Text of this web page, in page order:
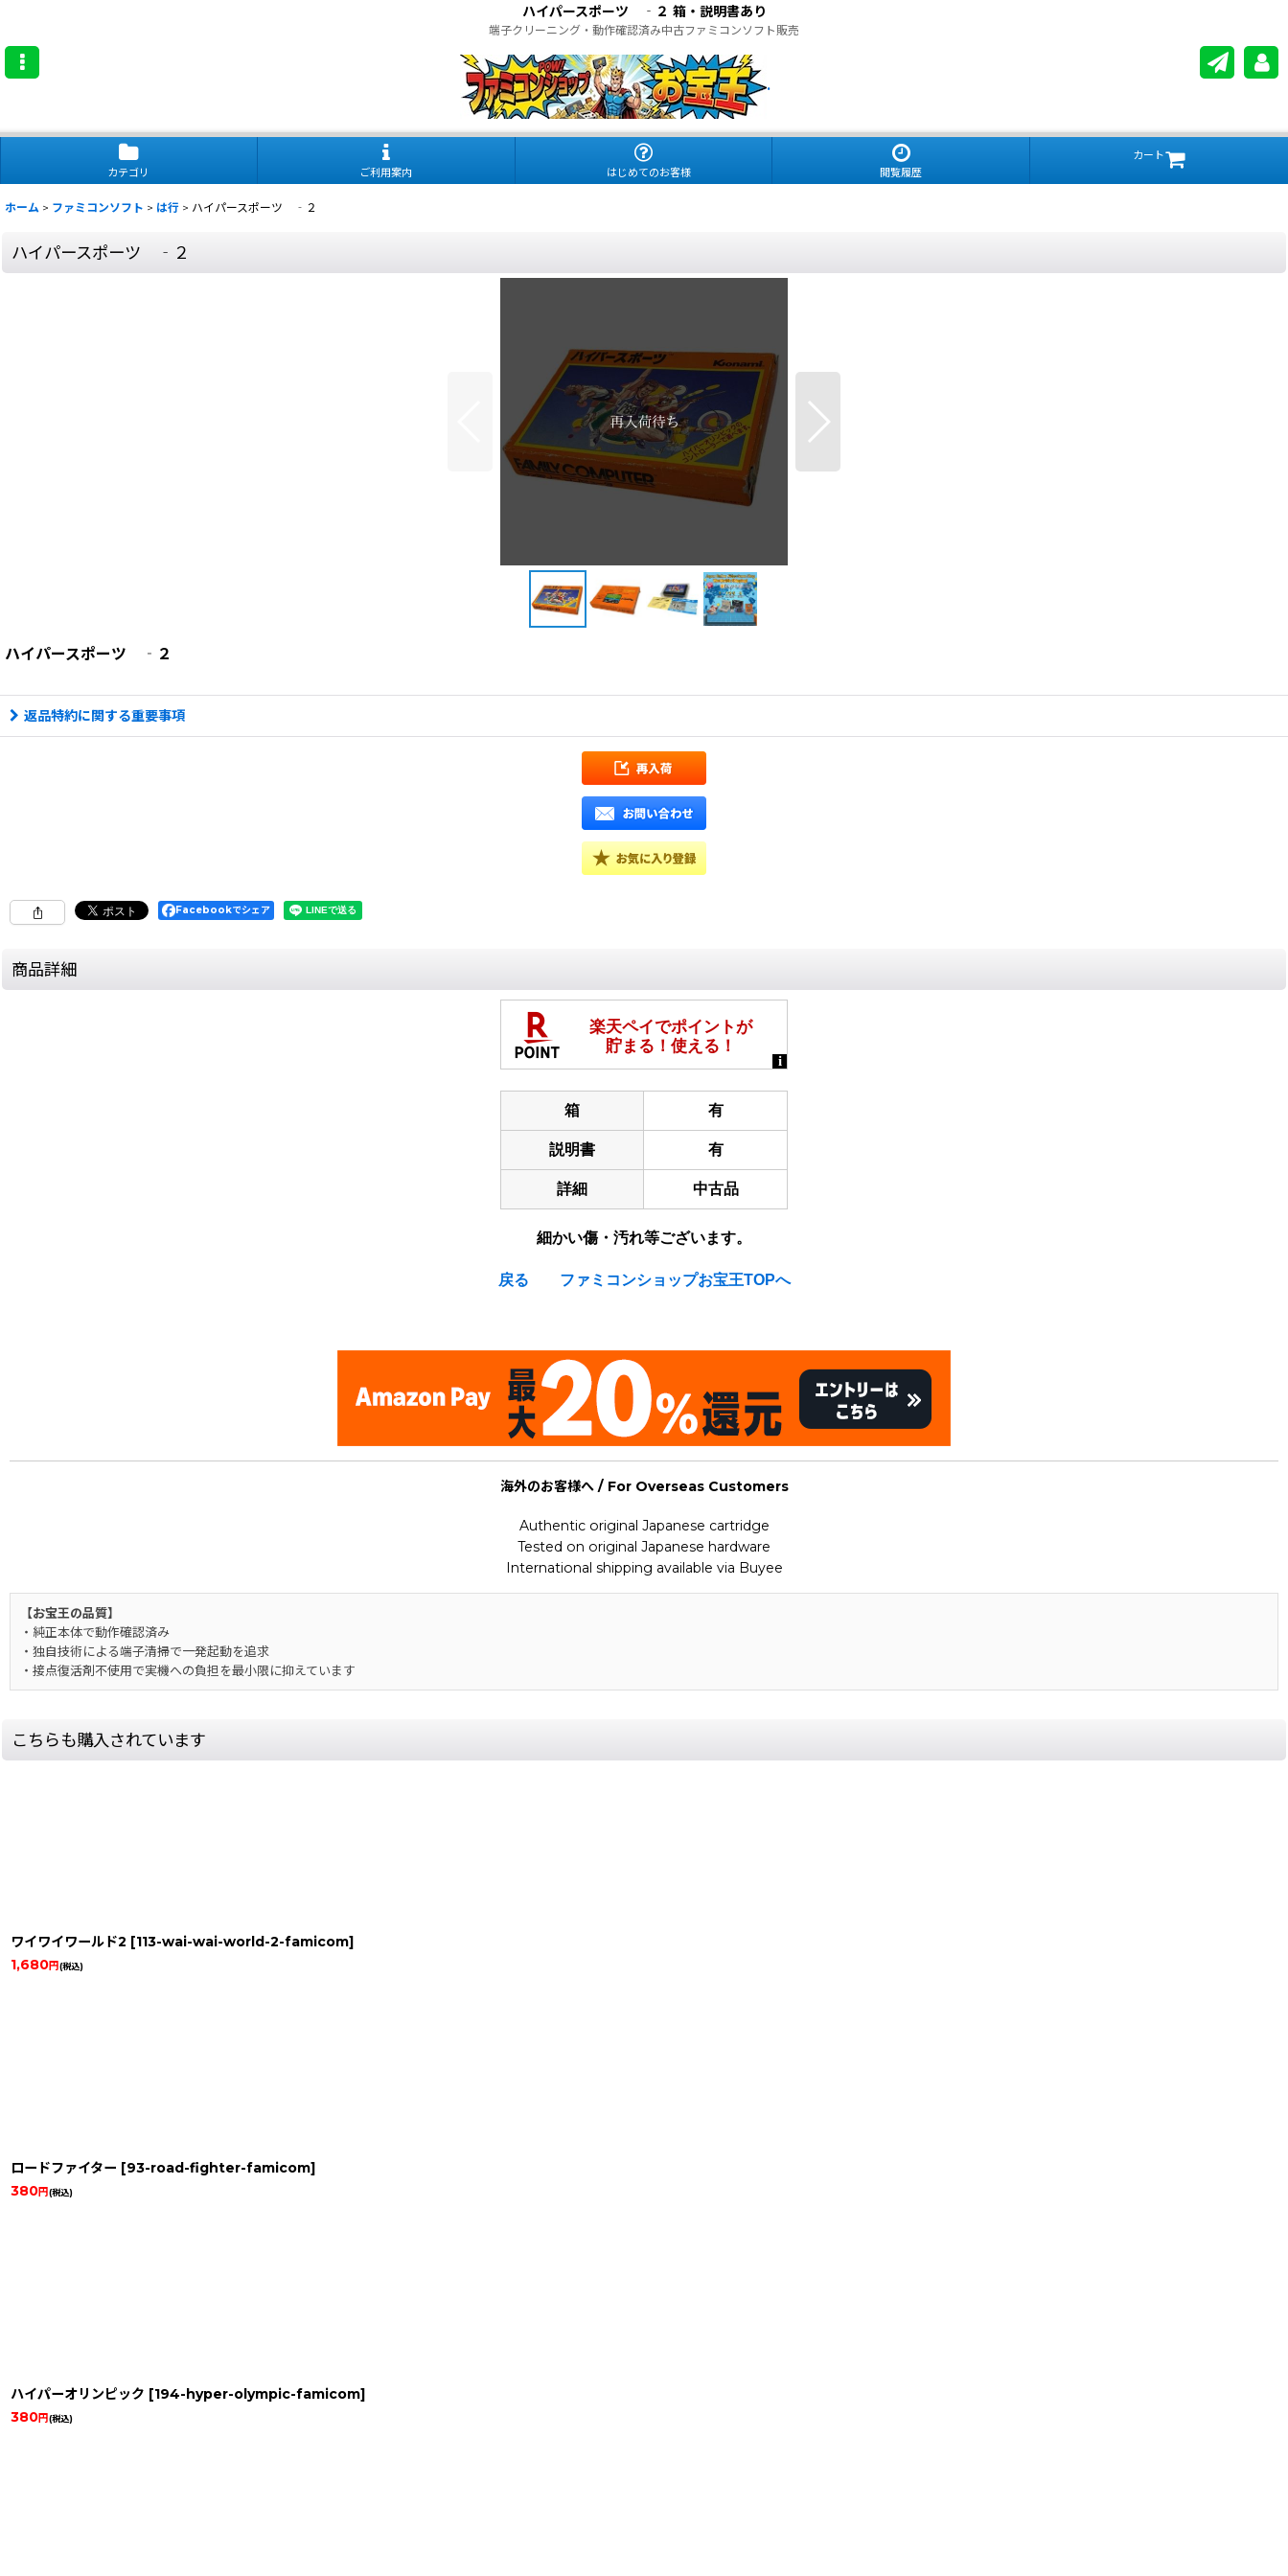
ハイパースポーツ ‐２ 箱・説明書あり
端子クリーニング・動作確認済み中古ファミコンソフト販売
.
カテゴリ ご利用案内 はじめてのお客様 閲覧履歴
カート
ホーム > ファミコンソフト > は行 > ハイパースポーツ ‐２
ハイパースポーツ ‐２
ハイパースポーツ ‐２
返品特約に関する重要事項
Facebookでシェア
商品詳細
箱 有
説明書 有
詳細 中古品
細かい傷・汚れ等ございます。
戻る ファミコンショップお宝王TOPへ
海外のお客様へ / For Overseas Customers
Authentic original Japanese cartridge
Tested on original Japanese hardware
International shipping available via Buyee
【お宝王の品質】
・純正本体で動作確認済み
・独自技術による端子清掃で一発起動を追求
・接点復活剤不使用で実機への負担を最小限に抑えています
こちらも購入されています
ワイワイワールド2 [113-wai-wai-world-2-famicom]
1,680円(税込)
ロードファイター [93-road-fighter-famicom]
380円(税込)
ハイパーオリンピック [194-hyper-olympic-famicom]
380円(税込)